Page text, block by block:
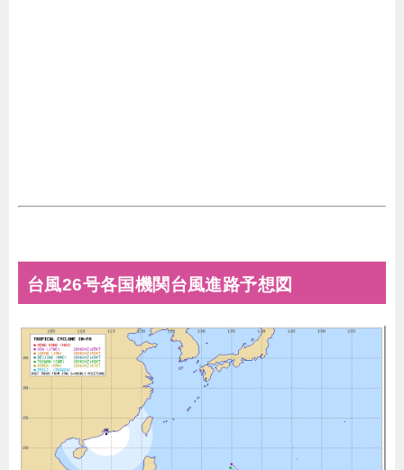
台風26号各国機関台風進路予想図